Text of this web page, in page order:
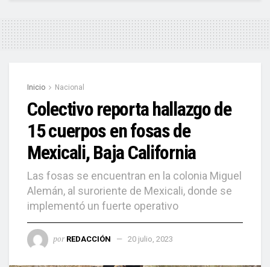
Inicio Nacional
Colectivo reporta hallazgo de
15 cuerpos en fosas de
Mexicali, Baja California
Las fosas se encuentran en la colonia Miguel
Alemán, al suroriente de Mexicali, donde se
implementó un fuerte operativo
por REDACCIÓN 20 julio, 2023